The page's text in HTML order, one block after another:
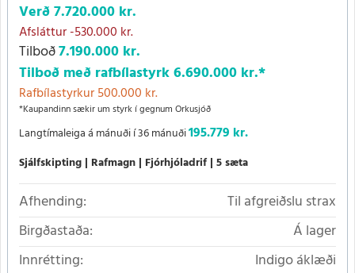
Verð7.720.000 kr.
Afsláttur-530.000 kr.
Tilboð7.190.000 kr.
Tilboð með rafbílastyrk6.690.000 kr.*
Rafbílastyrkur 500.000 kr.
*Kaupandinn sækir um styrk í gegnum Orkusjóð
Langtímaleiga á mánuði í 36 mánuði195.779 kr.
Sjálfskipting Rafmagn Fjórhjóladrif 5 sæta
Afhending:
Til afgreiðslu strax
Birgðastaða:
Á lager
Innrétting:
Indigo áklæði